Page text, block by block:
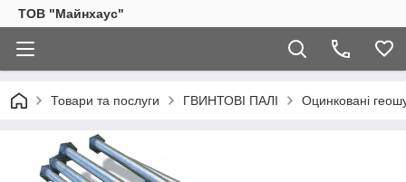
ТОВ "Майнхаус"
Товари та послуги ГВИНТОВІ ПАЛІ Оцинковані